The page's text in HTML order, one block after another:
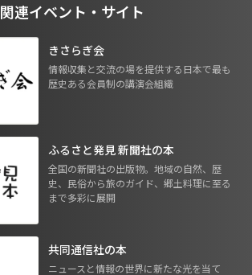
関連イベント・サイト
きさらぎ会
情報収集と交流の場を提供する日本で最も
歴史ある会員制の講演会組織
ふるさと発見 新聞社の本
全国の新聞社の出版物。地域の自然、歴
史、民俗から旅のガイド、郷土料理に至る
まで多彩に展開
共同通信社の本
ニュースと情報の世界に新たな光を当て